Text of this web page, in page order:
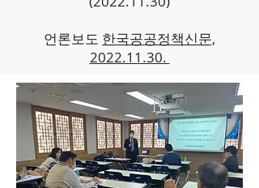
​언론보도 한국공공정책신문,
2022.11.30.